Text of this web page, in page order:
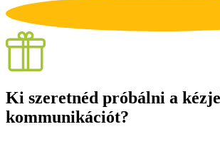
Ki szeretnéd próbálni a
kommunikációt?